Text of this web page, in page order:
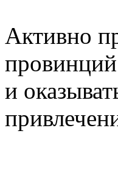
Активно
провинций
и